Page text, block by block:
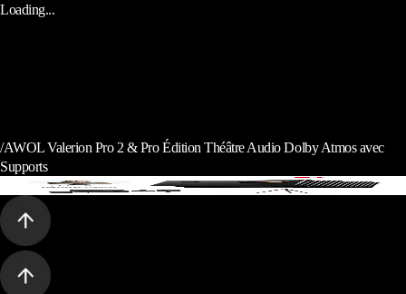
Loading...
/AWOL Valerion Pro 2 & Pro Édition Théâtre Audio Dolby Atmos avec
Supports